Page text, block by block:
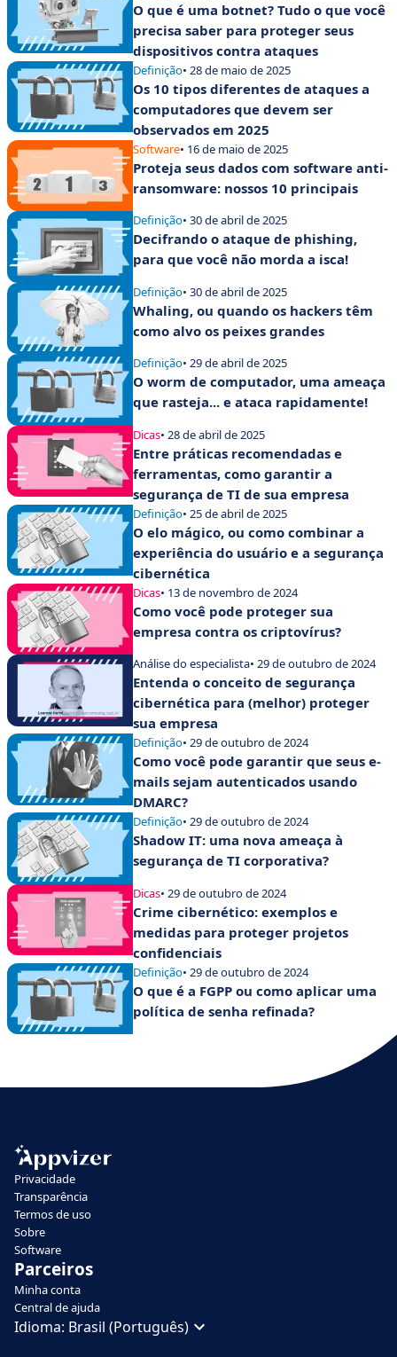
O que é uma botnet? Tudo o que você
precisa saber para proteger seus
dispositivos contra ataques
Definição• 28 de maio de 2025
Os 10 tipos diferentes de ataques a
computadores que devem ser
observados em 2025
Software• 16 de maio de 2025
Proteja seus dados com software anti-
ransomware: nossos 10 principais
Definição• 30 de abril de 2025
Decifrando o ataque de phishing,
para que você não morda a isca!
Definição• 30 de abril de 2025
Whaling, ou quando os hackers têm
como alvo os peixes grandes
Definição• 29 de abril de 2025
O worm de computador, uma ameaça
que rasteja... e ataca rapidamente!
Dicas• 28 de abril de 2025
Entre práticas recomendadas e
ferramentas, como garantir a
segurança de TI de sua empresa
Definição• 25 de abril de 2025
O elo mágico, ou como combinar a
experiência do usuário e a segurança
cibernética
Dicas• 13 de novembro de 2024
Como você pode proteger sua
empresa contra os criptovírus?
Análise do especialista• 29 de outubro de 2024
Entenda o conceito de segurança
cibernética para (melhor) proteger
sua empresa
Definição• 29 de outubro de 2024
Como você pode garantir que seus e-
mails sejam autenticados usando
DMARC?
Definição• 29 de outubro de 2024
Shadow IT: uma nova ameaça à
segurança de TI corporativa?
Dicas• 29 de outubro de 2024
Crime cibernético: exemplos e
medidas para proteger projetos
confidenciais
Definição• 29 de outubro de 2024
O que é a FGPP ou como aplicar uma
política de senha refinada?
Privacidade
Transparência
Termos de uso
Sobre
Software
Parceiros
Minha conta
Central de ajuda
Idioma: Brasil (Português)